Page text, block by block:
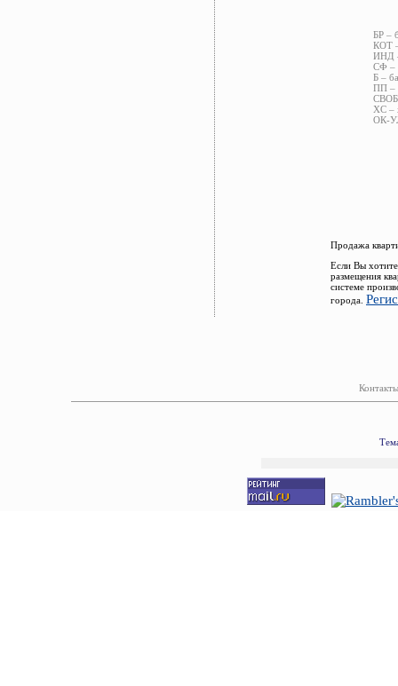
БР –
КОТ
ИНД
СФ –
Б –
ПП –
СВОБ
ХС –
ОК-
Продажа
Если Вы
размещения
системе
города.